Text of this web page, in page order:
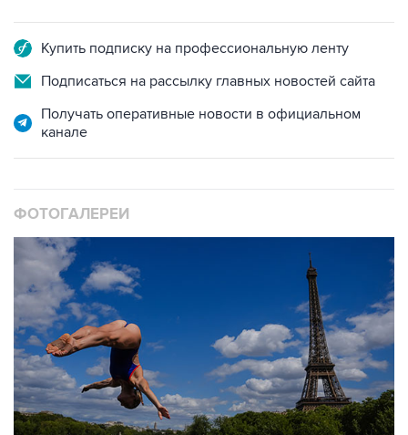
Купить подписку на профессиональную ленту
Подписаться на рассылку главных новостей сайта
Получать оперативные новости в официальном
канале
ФОТОГАЛЕРЕИ